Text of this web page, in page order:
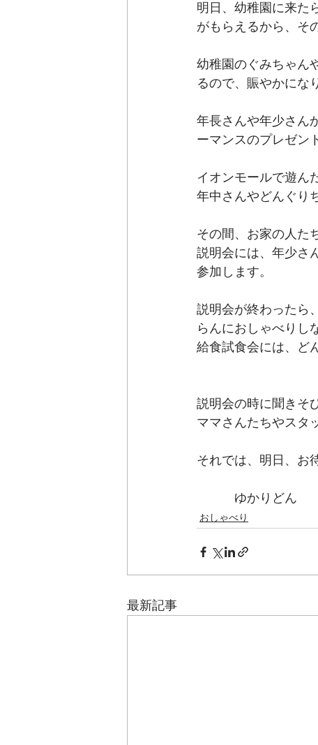
明日、幼稚園に来た
がもらえるから、そ
幼稚園のぐみちゃん
るので、賑やかにな
年長さんや年少さん
ーマンスのプレゼン
イオンモールで遊ん
年中さんやどんぐり
その間、お家の人た
説明会には、年少さ
参加します。
説明会が終わったら
らんにおしゃべりし
給食試食会には、ど
説明会の時に聞きそ
ママさんたちやスタ
それでは、明日、お
ゆかりどん
おしゃべり
最新記事